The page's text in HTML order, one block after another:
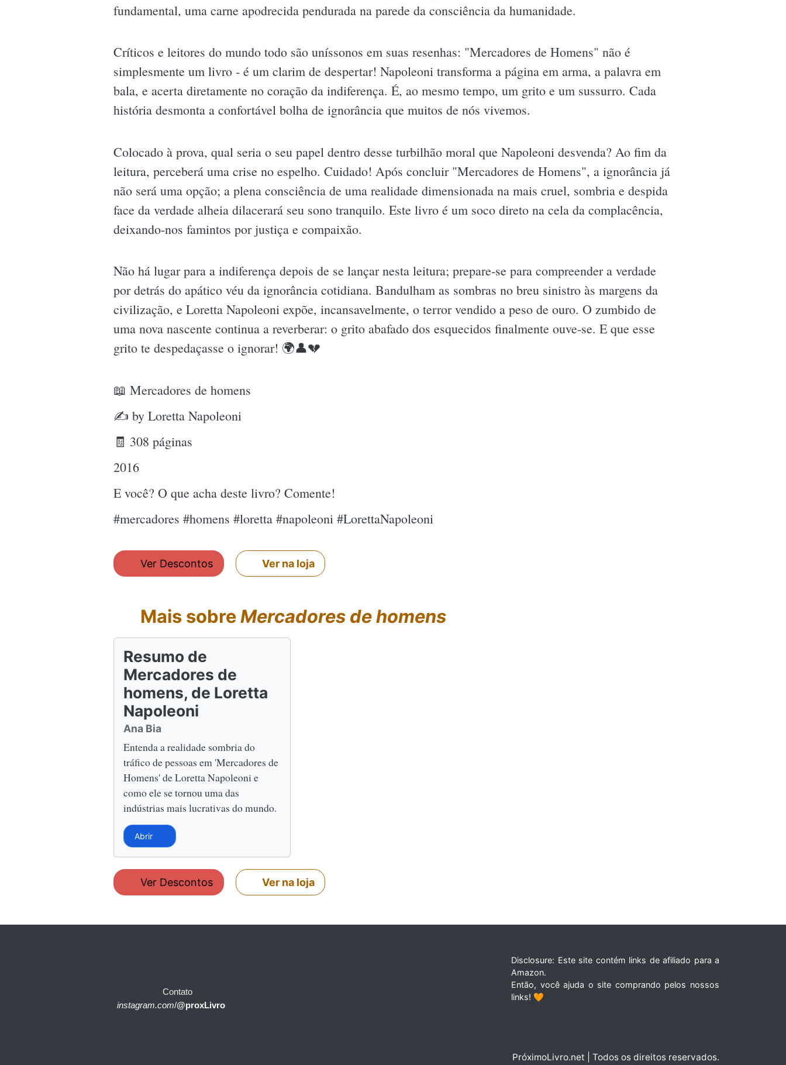
fundamental, uma carne apodrecida pendurada na parede da consciência da humanidade.
Críticos e leitores do mundo todo são uníssonos em suas resenhas: "Mercadores de Homens" não é
simplesmente um livro - é um clarim de despertar! Napoleoni transforma a página em arma, a palavra em
bala, e acerta diretamente no coração da indiferença. É, ao mesmo tempo, um grito e um sussurro. Cada
história desmonta a confortável bolha de ignorância que muitos de nós vivemos.
Colocado à prova, qual seria o seu papel dentro desse turbilhão moral que Napoleoni desvenda? Ao fim da
leitura, perceberá uma crise no espelho. Cuidado! Após concluir "Mercadores de Homens", a ignorância já
não será uma opção; a plena consciência de uma realidade dimensionada na mais cruel, sombria e despida
face da verdade alheia dilacerará seu sono tranquilo. Este livro é um soco direto na cela da complacência,
deixando-nos famintos por justiça e compaixão.
Não há lugar para a indiferença depois de se lançar nesta leitura; prepare-se para compreender a verdade
por detrás do apático véu da ignorância cotidiana. Bandulham as sombras no breu sinistro às margens da
civilização, e Loretta Napoleoni expõe, incansavelmente, o terror vendido a peso de ouro. O zumbido de
uma nova nascente continua a reverberar: o grito abafado dos esquecidos finalmente ouve-se. E que esse
grito te despedaçasse o ignorar! 🌍👤💔
📖 Mercadores de homens
✍ by Loretta Napoleoni
🧾 308 páginas
2016
E você? O que acha deste livro? Comente!
#mercadores #homens #loretta #napoleoni #LorettaNapoleoni
Ver Descontos Ver na loja
Mais sobreMercadores de homens
Resumo de
Mercadores de
homens, de Loretta
Napoleoni
Ana Bia
Entenda a realidade sombria do
tráfico de pessoas em 'Mercadores de
Homens' de Loretta Napoleoni e
como ele se tornou uma das
indústrias mais lucrativas do mundo.
Abrir
Ver Descontos Ver na loja
Contato
instagram.com/@proxLivro
Disclosure: Este site contém links de afiliado para a
Amazon.
Então, você ajuda o site comprando pelos nossos
links! 🧡
PróximoLivro.net | Todos os direitos reservados.